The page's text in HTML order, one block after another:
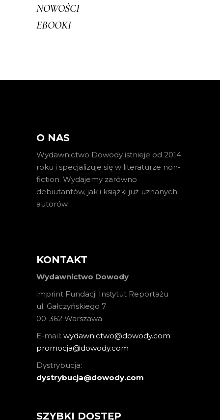
NOWOŚCI
EBOOKI
O NAS
Wydawnictwo Dowody istnieje od 2014
roku i specjalizuje się w literaturze non-
fiction. Wydajemy zarówno
debiutantów, jak i książki już uznanych
autorów…
KONTAKT
Wydawnictwo Dowody
imprint Fundacji Instytut Reportażu
ul. Gałczyńskiego 7
00-362 Warszawa
E-mail: wydawnictwo@dowody.com
promocja@dowody.com
Dystrybucja:
dystrybucja@dowody.com
SZYBKI DOSTĘP